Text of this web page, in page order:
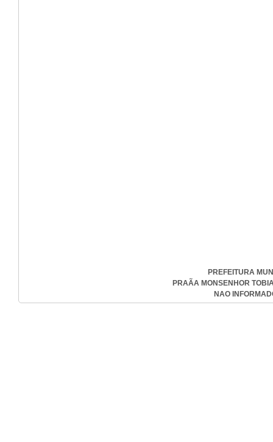
PREFEITURA
PRAÃA MONSENHOR
NAO